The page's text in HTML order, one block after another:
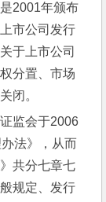
2001年颁布
市公司发行
于上市公司
分置、市场
闭。
监会于2006
法》，从而
共分七章七
规定、发行